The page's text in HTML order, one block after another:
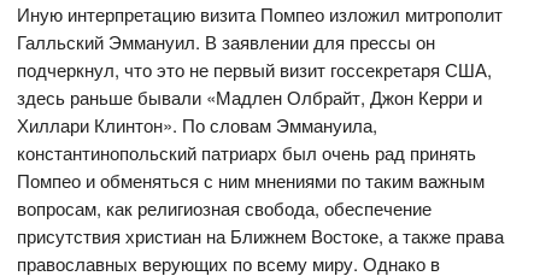
Иную интерпретацию визита Помпео изложил митрополит
Галльский Эммануил. В заявлении для прессы он
подчеркнул, что это не первый визит госсекретаря США,
здесь раньше бывали «Мадлен Олбрайт, Джон Керри и
Хиллари Клинтон». По словам Эммануила,
константинопольский патриарх был очень рад принять
Помпео и обменяться с ним мнениями по таким важным
вопросам, как религиозная свобода, обеспечение
присутствия христиан на Ближнем Востоке, а также права
православных верующих по всему миру. Однако в